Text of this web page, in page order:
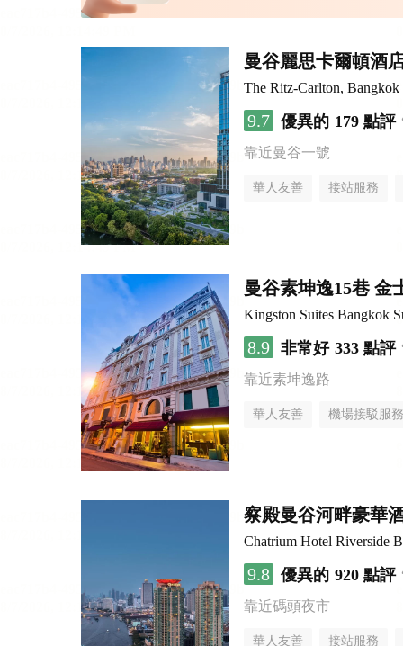
曼谷麗思卡爾頓酒
The Ritz-Carlton, Bangkok
9.7 優異的 179 點評
靠近曼谷一號
華人友善 接站服務
曼谷素坤逸15巷 金
Kingston Suites Bangkok
8.9 非常好 333 點評
靠近素坤逸路
華人友善 機場接駁服務
察殿曼谷河畔豪華
Chatrium Hotel Riverside
9.8 優異的 920 點評
靠近碼頭夜市
華人友善 接站服務